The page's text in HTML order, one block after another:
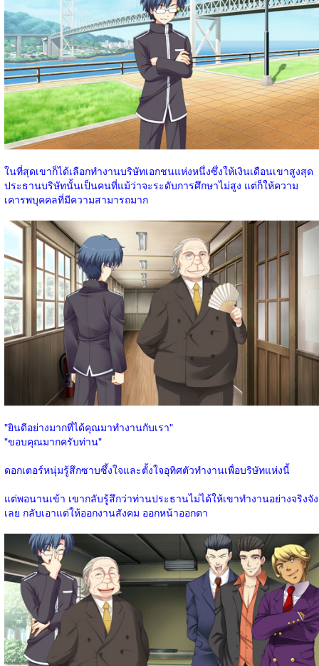
ในที่สุดเขาก็ได้เลือกทำงานบริษัทเอกชนแห่งหนึ่งซึ่งให้เงินเดือนเขาสูงสุด
ประธานบริษัทนั้นเป็นคนที่แม้ว่าจะระดับการศึกษาไม่สูง แต่ก็ให้ความ
เคารพบุคคลที่มีความสามารถมาก
"ยินดีอย่างมากที่ได้คุณมาทำงานกับเรา"
"ขอบคุณมากครับท่าน"
ดอกเตอร์หนุ่มรู้สึกซาบซึ้งใจและตั้งใจอุทิศตัวทำงานเพื่อบริษัทแห่งนี้
แต่พอนานเข้า เขากลับรู้สึกว่าท่านประธานไม่ได้ให้เขาทำงานอย่างจริงจัง
เลย กลับเอาแต่ให้ออกงานสังคม ออกหน้าออกตา